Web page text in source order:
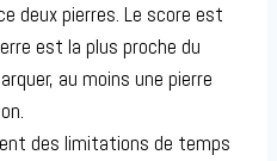
deux pierres. Le score est
est la plus proche du
au moins une pierre
des limitations de temps